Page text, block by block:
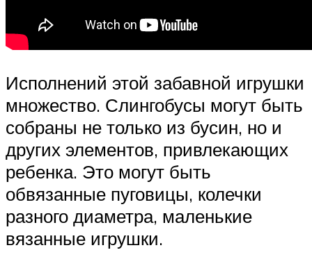
Исполнений этой забавной игрушки
множество. Слингобусы могут быть
собраны не только из бусин, но и
других элементов, привлекающих
ребенка. Это могут быть
обвязанные пуговицы, колечки
разного диаметра, маленькие
вязанные игрушки.